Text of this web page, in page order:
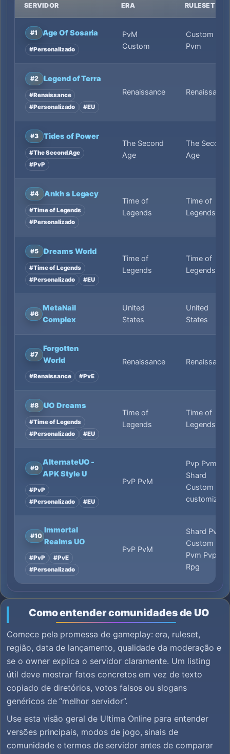
SERVIDOR ERA RULESET
#1 Age Of Sosaria
#Personalizado
PvM
Custom
Custom
Pvm
#2 Legend of Terra
#Renaissance
#Personalizado
#EU
Renaissance Renaissance
#3 Tides of Power
#The Second Age
#PvP
The Second
Age
The Second
Age
#4 Ankh s Legacy
#Time of Legends
#Personalizado
Time of
Legends
Time of
Legends
#5 Dreams World
#Time of Legends
#Personalizado
#EU
Time of
Legends
Time of
Legends
#6
MetaNail
Complex
United
States
United
States
#7
Forgotten
World
#Renaissance #PvE
Renaissance Renaissance
#8 UO Dreams
#Time of Legends
#Personalizado
#EU
Time of
Legends
Time of
Legends
#9
AlternateUO -
APK Style U
#PvP
#Personalizado
#EU
PvP PvM
Pvp Pvm
Shard
Custom
customized
#10
Immortal
Realms UO
#PvP
#PvE
#Personalizado
PvP PvM
Shard Pve
Custom
Pvm Pvp
Rpg
Como entender comunidades de UO
Comece pela promessa de gameplay: era, ruleset,
região, data de lançamento, qualidade da moderação e
se o owner explica o servidor claramente. Um listing
útil deve mostrar fatos concretos em vez de texto
copiado de diretórios, votos falsos ou slogans
genéricos de “melhor servidor”.
Use esta visão geral de Ultima Online para entender
versões principais, modos de jogo, sinais de
comunidade e termos de servidor antes de comparar